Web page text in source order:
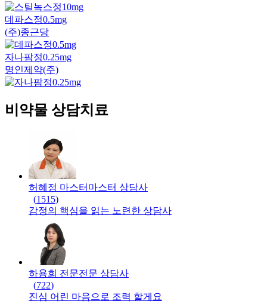
데파스정0.5mg
(주)종근당
자나팜정0.25mg
명인제약(주)
비약물 상담치료
허혜정 마스터 마스터 상담사
(1515)
감정의 핵심을 읽는 노련한 상담사
하용희 전문전문 상담사
(722)
진심 어린 마음으로 조력 할게요